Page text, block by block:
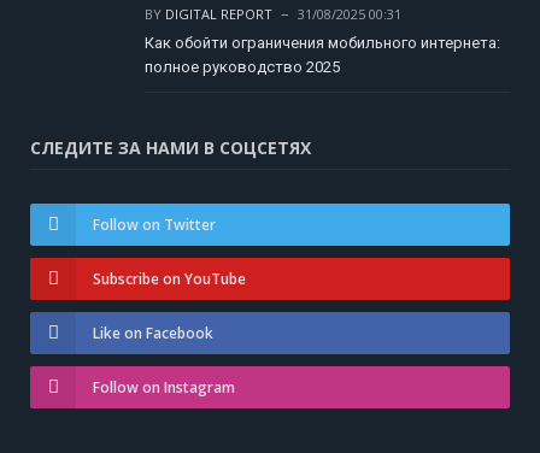
BY DIGITAL REPORT
31/08/2025 00:31
Как обойти ограничения мобильного интернета:
полное руководство 2025
СЛЕДИТЕ ЗА НАМИ В СОЦСЕТЯХ
Follow on Twitter
Subscribe on YouTube
Like on Facebook
Follow on Instagram